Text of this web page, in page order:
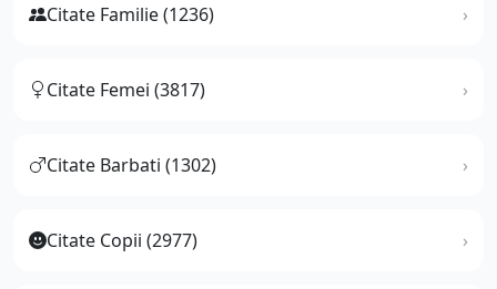
Citate Familie (1236)
Citate Femei (3817)
Citate Barbati (1302)
Citate Copii (2977)